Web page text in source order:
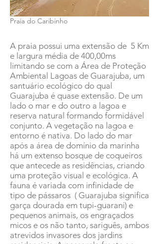
Praia do Caribinho
A praia possui uma extensão de 5 Km
e largura média de 400,00ms
limitando se com a Área de Proteção
Ambiental Lagoas de Guarajuba, um
santuário ecológico do qual
Guarajuba é quase extensão. De um
lado o mar e do outro a lagoa e
reserva natural formando formidável
conjunto. A vegetação na lagoa e
entorno é nativa. Do lado do mar
após a área de domínio da marinha
há um extenso bosque de coqueiros
que antecede as residências, criando
uma proteção visual e ecológica. A
fauna é variada com infinidade de
tipo de pássaros ( Guarajuba significa
garça dourada em tupi-guarani) e
pequenos animais, os engraçados
micos e os não tanto, sariguês, ambos
atrevidos invasores dos jardins